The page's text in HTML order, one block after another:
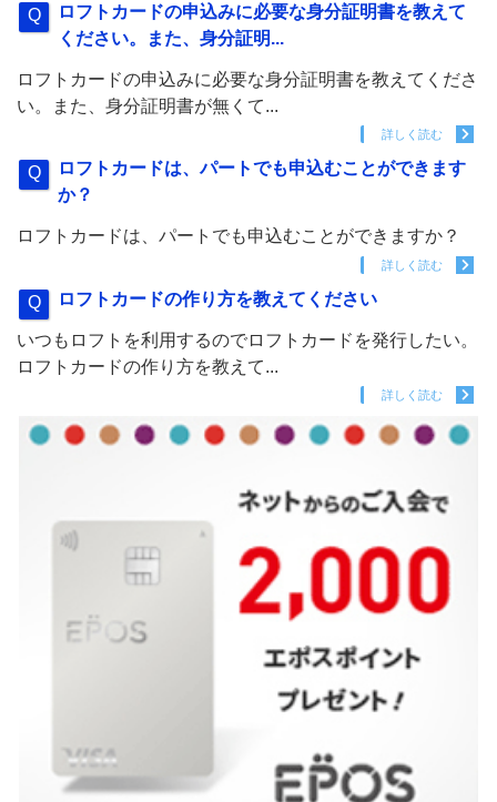
ロフトカードの申込みに必要な身分証明書を教えて
ください。また、身分証明...
ロフトカードの申込みに必要な身分証明書を教えてくださ
い。また、身分証明書が無くて...
詳しく読む
ロフトカードは、パートでも申込むことができます
か？
ロフトカードは、パートでも申込むことができますか？
詳しく読む
ロフトカードの作り方を教えてください
いつもロフトを利用するのでロフトカードを発行したい。
ロフトカードの作り方を教えて...
詳しく読む